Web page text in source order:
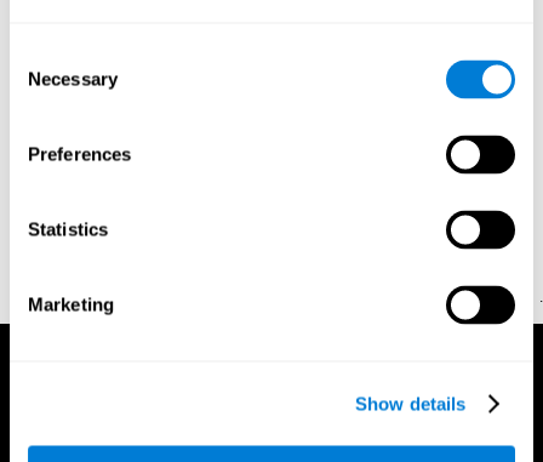
Selection
Necessary
Preferences
Statistics
Marketing
Show details
Greenberg, L. M., Kindschi, C. L., & Corman, C. L. (1996).
TOVA Research Foundation.
Stroop, J. R (1935). Studies of interference in serial verbal
reactions. Journal of experimental psychology, 18(6), 643.
Whiteside A., A synopsis of the Vienna Test System: A computer
.